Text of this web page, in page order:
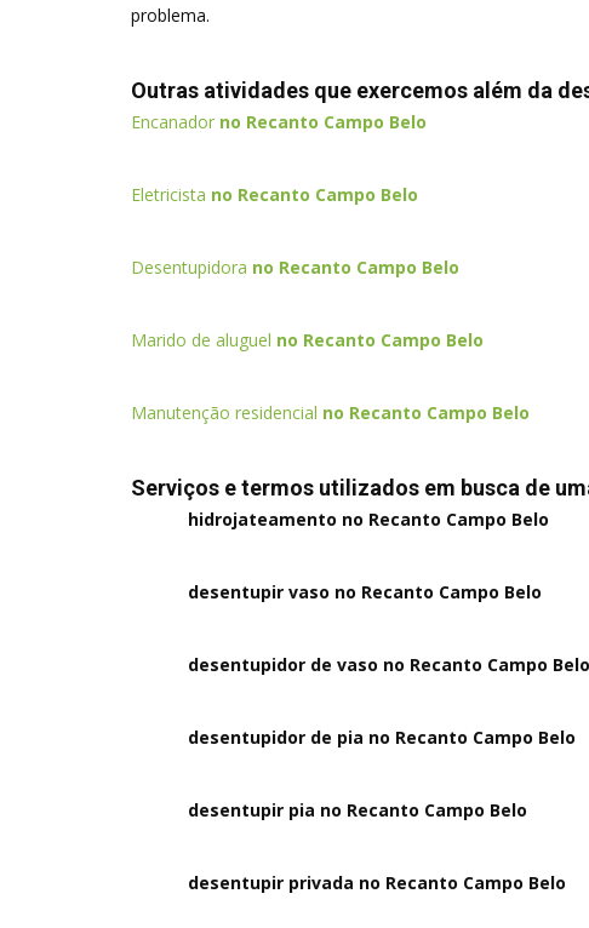
problema.
Outras atividades que exercemos além da
Encanador no Recanto Campo Belo
Eletricista no Recanto Campo Belo
Desentupidora no Recanto Campo Belo
Marido de aluguel no Recanto Campo Belo
Manutenção residencial no Recanto Campo Belo
Serviços e termos utilizados em busca de
hidrojateamento no Recanto Campo Belo
desentupir vaso no Recanto Campo Belo
desentupidor de vaso no Recanto Campo Belo
desentupidor de pia no Recanto Campo Belo
desentupir pia no Recanto Campo Belo
desentupir privada no Recanto Campo Belo